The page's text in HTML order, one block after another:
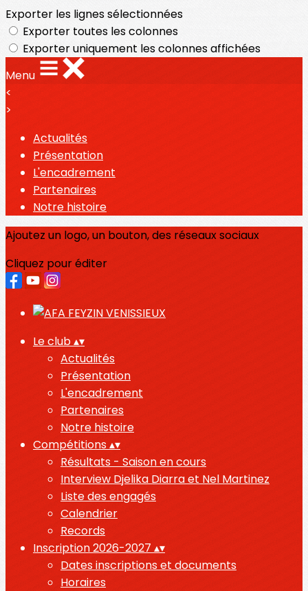
Exporter les lignes sélectionnées
Exporter toutes les colonnes
Exporter uniquement les colonnes affichées
Menu
<
>
Actualités
Présentation
L'encadrement
Partenaires
Notre histoire
Ajoutez un logo, un bouton, des réseaux sociaux
Cliquez pour éditer
Le club▴▾
Actualités
Présentation
L'encadrement
Partenaires
Notre histoire
Compétitions▴▾
Résultats - Saison en cours
Interview Djelika Diarra et Nel Martinez
Liste des engagés
Calendrier
Records
Inscription 2026-2027 ▴▾
Dates inscriptions et documents
Horaires